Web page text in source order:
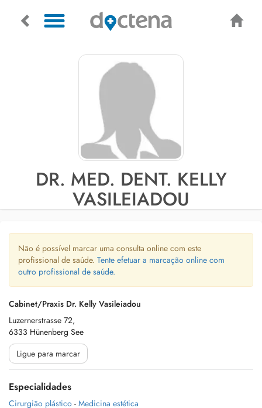
DR. MED. DENT. KELLY
VASILEIADOU
Não é possível marcar uma consulta online com este
profissional de saúde. Tente efetuar a marcação online com
outro profissional de saúde.
Cabinet/Praxis Dr. Kelly Vasileiadou
Luzernerstrasse 72,
6333 Hünenberg See
Ligue para marcar
Especialidades
Cirurgião plástico - Medicina estética